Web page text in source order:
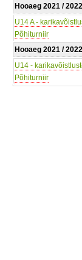
Hooaeg 2021 /
U14 A -
Põhiturniir
Hooaeg 2021 /
U14 -
Põhiturniir